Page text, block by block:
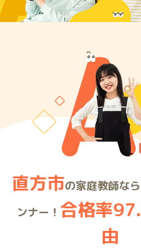
直方市の家庭教師な
ンナー！ 合格率
由